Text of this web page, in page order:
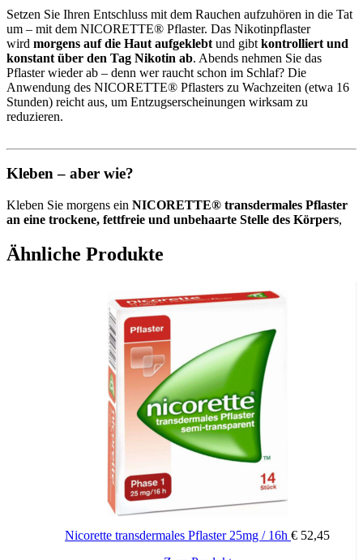
Setzen Sie Ihren Entschluss mit dem Rauchen aufzuhören in die Tat
um – mit dem NICORETTE® Pflaster. Das Nikotinpflaster
wird morgens auf die Haut aufgeklebt und gibt kontrolliert und
konstant über den Tag Nikotin ab. Abends nehmen Sie das
Pflaster wieder ab – denn wer raucht schon im Schlaf? Die
Anwendung des NICORETTE® Pflasters zu Wachzeiten (etwa 16
Stunden) reicht aus, um Entzugserscheinungen wirksam zu
reduzieren.
Kleben – aber wie?
Kleben Sie morgens ein NICORETTE® transdermales Pflaster
an eine trockene, fettfreie und unbehaarte Stelle des Körpers,
Oberarms. Abends vor dem Schlafengehen nehmen Sie das Pflaster
wieder ab. Achten Sie darauf, dass Sie
anwenden, nicht rauchen. Beim kurzen Duschen kann das Pflaster
auf der Haut verbleiben.
Rauchstopp: in 12 Wochen zum Erfolg!
Die Stärken des nicorette®Pflasters:
Einstiegspflaster für Raucher von mehr als 20 Zigarette pro
Einstiegspflaster für Raucher von bis zu 20 Zigaretten am
Tag und für die zweite Phase der Entwöhnung bei Rauchern von
mehr als 20 Zigaretten pro Tag
Pflaster für die letzte Phase der Entwöhnung
Ähnliche Produkte
Nicorette transdermales Pflaster 25mg / 16h € 52,45